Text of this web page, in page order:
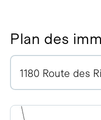
Plan des
1180 Route des